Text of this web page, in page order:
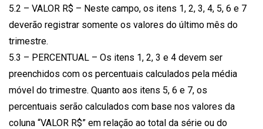
5.2 – VALOR R$ – Neste campo, os itens 1, 2, 3, 4, 5, 6 e 7
deverão registrar somente os valores do último mês do
trimestre.
5.3 – PERCENTUAL – Os itens 1, 2, 3 e 4 devem ser
preenchidos com os percentuais calculados pela média
móvel do trimestre. Quanto aos itens 5, 6 e 7, os
percentuais serão calculados com base nos valores da
coluna “VALOR R$” em relação ao total da série ou do